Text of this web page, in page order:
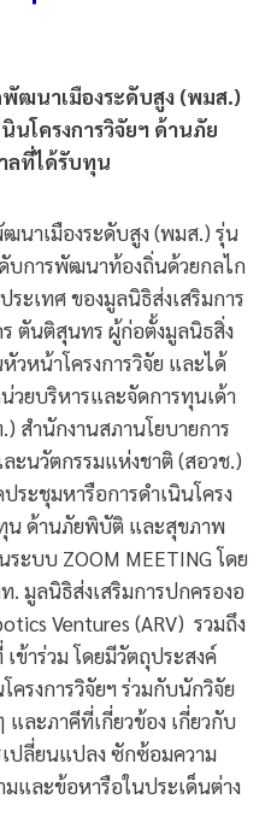
ฒนาเมืองระดับสูง (พมส.)
นโครงการวิจัยฯ ด้านภัย
ลที่ได้รับทุน
าเมืองระดับสูง (พมส.) รุ่น
ดับการพัฒนาท้องถิ่นด้วยกลไก
ะเทศ ของมูลนิธิส่งเสริมการ
ตันติสุนทร ผู้ก่อตั้งมูลนิธสิ่ง
วหน้าโครงการวิจัย และได้
ยบริหารและจัดการทุนเด้า
ำนักงานสภานโยบายการ
ะนวัตกรรมแห่งชาติ (สอวช.)
ระชุมหารือการดำเนินโครง
น ด้านภัยพิบัติ และสุขภาพ
ะบบ ZOOM MEETING โดย
มูลนิธิส่งเสริมการปกครองอ
Ventures (ARV) รวมถึง
ข้าร่วม โดยมีวัตถุประสงค์
รงการวิจัยฯ ร่วมกับนักวิจัย
และภาคีที่เกี่ยวข้อง เกี่ยวกับ
เปลี่ยนแปลง ซักซ้อมความ
และข้อหารือในประเด็นต่าง